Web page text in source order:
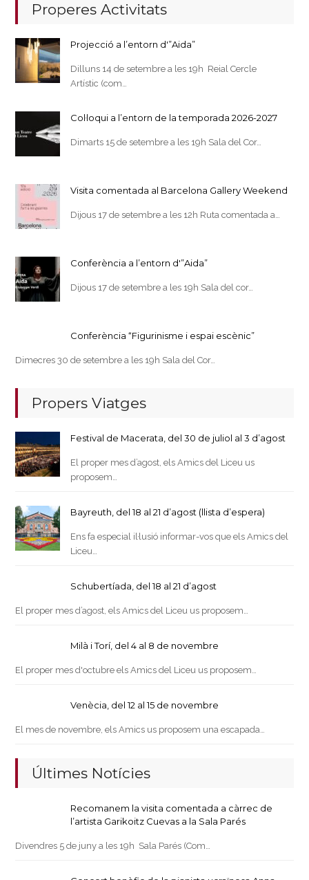
Properes Activitats
Projecció a l’entorn d'”Aida”
Dilluns 14 de setembre a les 19h Reial Cercle
Artístic (com…
Col·loqui a l’entorn de la temporada 2026-2027
Dimarts 15 de setembre a les 19h Sala del Cor…
Visita comentada al Barcelona Gallery Weekend
Dijous 17 de setembre a les 12h Ruta comentada a…
Conferència a l’entorn d'”Aida”
Dijous 17 de setembre a les 19h Sala del cor…
Conferència “Figurinisme i espai escènic”
Dimecres 30 de setembre a les 19h Sala del Cor…
Propers Viatges
Festival de Macerata, del 30 de juliol al 3 d’agost
El proper mes d’agost, els Amics del Liceu us
proposem…
Bayreuth, del 18 al 21 d’agost (llista d’espera)
Ens fa especial il·lusió informar-vos que els Amics del
Liceu…
Schubertíada, del 18 al 21 d’agost
El proper mes d’agost, els Amics del Liceu us proposem…
Milà i Torí, del 4 al 8 de novembre
El proper mes d'octubre els Amics del Liceu us proposem…
Venècia, del 12 al 15 de novembre
El mes de novembre, els Amics us proposem una escapada…
Últimes Notícies
Recomanem la visita comentada a càrrec de
l’artista Garikoitz Cuevas a la Sala Parés
Divendres 5 de juny a les 19h Sala Parés (Com…